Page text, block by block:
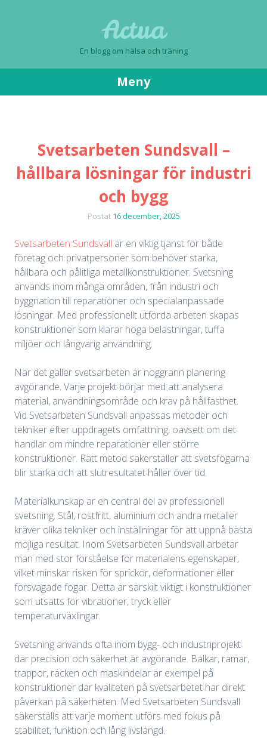
Actua
En blogg om hälsa och träning
Meny
Svetsarbeten Sundsvall –
hållbara lösningar för industri
och bygg
Postat 16 december, 2025
Svetsarbeten Sundsvall är en viktig tjänst för både
företag och privatpersoner som behöver starka,
hållbara och pålitliga metallkonstruktioner. Svetsning
används inom många områden, från industri och
byggnation till reparationer och specialanpassade
lösningar. Med professionellt utförda arbeten skapas
konstruktioner som klarar höga belastningar, tuffa
miljöer och långvarig användning.
När det gäller svetsarbeten är noggrann planering
avgörande. Varje projekt börjar med att analysera
material, användningsområde och krav på hållfasthet.
Vid Svetsarbeten Sundsvall anpassas metoder och
tekniker efter uppdragets omfattning, oavsett om det
handlar om mindre reparationer eller större
konstruktioner. Rätt metod säkerställer att svetsfogarna
blir starka och att slutresultatet håller över tid.
Materialkunskap är en central del av professionell
svetsning. Stål, rostfritt, aluminium och andra metaller
kräver olika tekniker och inställningar för att uppnå bästa
möjliga resultat. Inom Svetsarbeten Sundsvall arbetar
man med stor förståelse för materialens egenskaper,
vilket minskar risken för sprickor, deformationer eller
försvagade fogar. Detta är särskilt viktigt i konstruktioner
som utsätts för vibrationer, tryck eller
temperaturväxlingar.
Svetsning används ofta inom bygg- och industriprojekt
där precision och säkerhet är avgörande. Balkar, ramar,
trappor, räcken och maskindelar är exempel på
konstruktioner där kvaliteten på svetsarbetet har direkt
påverkan på säkerheten. Med Svetsarbeten Sundsvall
säkerställs att varje moment utförs med fokus på
stabilitet, funktion och lång livslängd.